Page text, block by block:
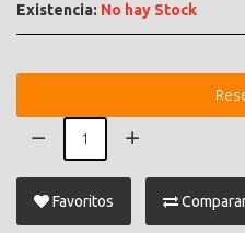
Existencia: No hay Stock
Favoritos